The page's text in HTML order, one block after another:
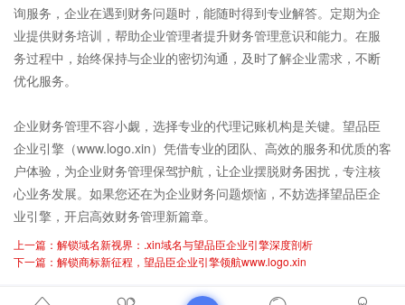
询服务，企业在遇到财务问题时，能随时得到专业解答。定期为企
业提供财务培训，帮助企业管理者提升财务管理意识和能力。在服
务过程中，始终保持与企业的密切沟通，及时了解企业需求，不断
优化服务。
企业财务管理不容小觑，选择专业的代理记账机构是关键。望品臣
企业引擎（www.logo.xin）凭借专业的团队、高效的服务和优质的客
户体验，为企业财务管理保驾护航，让企业摆脱财务困扰，专注核
心业务发展。如果您还在为企业财务问题烦恼，不妨选择望品臣企
业引擎，开启高效财务管理新篇章。
上一篇：解锁域名新视界：.xin域名与望品臣企业引擎深度剖析
下一篇：解锁商标新征程，望品臣企业引擎领航www.logo.xin